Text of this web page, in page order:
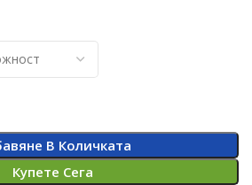
В Количката
Купете Сега